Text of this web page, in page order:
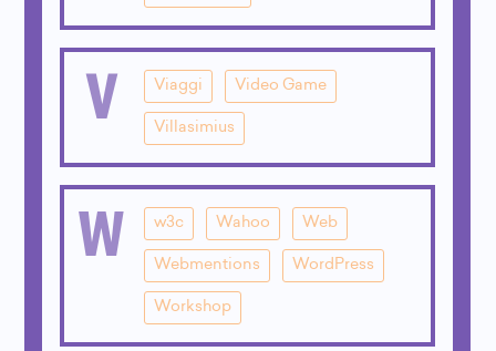
V Viaggi Video Game
Villasimius
W w3c Wahoo Web
Webmentions WordPress
Workshop